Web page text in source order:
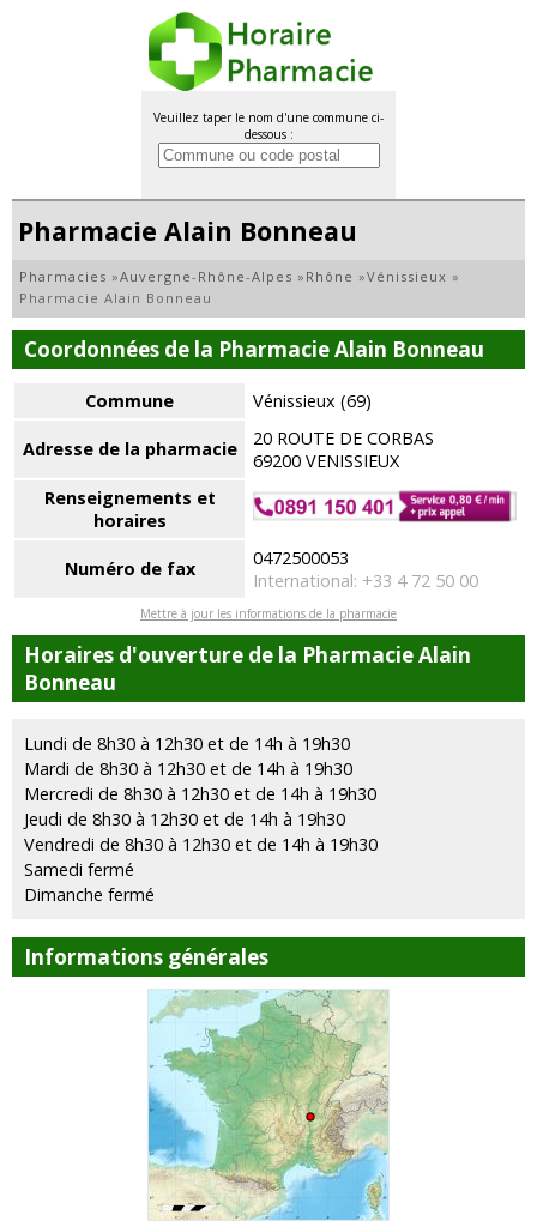
Veuillez taper le nom d'une commune ci-
dessous :
Pharmacie Alain Bonneau
Pharmacies »Auvergne-Rhône-Alpes » Rhône »Vénissieux »
Pharmacie Alain Bonneau
Coordonnées de la Pharmacie Alain Bonneau
Commune Vénissieux (69)
Adresse de la pharmacie
20 ROUTE DE CORBAS
69200 VENISSIEUX
Renseignements et
horaires
Numéro de fax
0472500053
International: +33 4 72 50 00
Mettre à jour les informations de la pharmacie
Horaires d'ouverture de la Pharmacie Alain
Bonneau
Lundi de 8h30 à 12h30 et de 14h à 19h30
Mardi de 8h30 à 12h30 et de 14h à 19h30
Mercredi de 8h30 à 12h30 et de 14h à 19h30
Jeudi de 8h30 à 12h30 et de 14h à 19h30
Vendredi de 8h30 à 12h30 et de 14h à 19h30
Samedi fermé
Dimanche fermé
Informations générales